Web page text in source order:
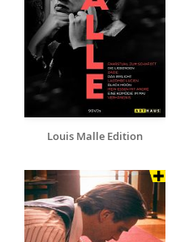
Louis Malle Edition